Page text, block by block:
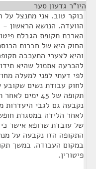
היו"ר גדעון סער
בוקר טוב. אני מתנצל על
הוועדה. הנושא הראשון
הארכת תקופת הגבלת
החוק היא של חברות
והיא לצערי התעכבה
להכרעה אתמול שהיא
לחוק עבודת נשים
תקופה של 45
נקבעה גם לגבי
לאחר הלידה במסגרת
של עובדת שרופא אישר
התקופה הזו נקבעה על
במקום העבודה. במשך
פיטורין.